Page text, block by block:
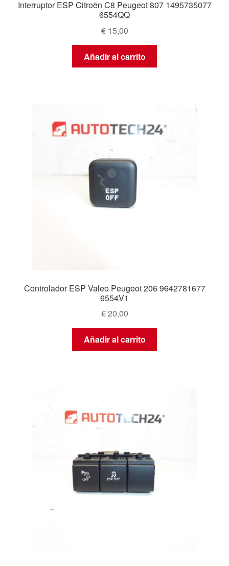
Interruptor ESP Citroën C8 Peugeot 807 1495735077
6554QQ
€15,00
Añadir al carrito
Controlador ESP Valeo Peugeot 206 9642781677
6554V1
€20,00
Añadir al carrito